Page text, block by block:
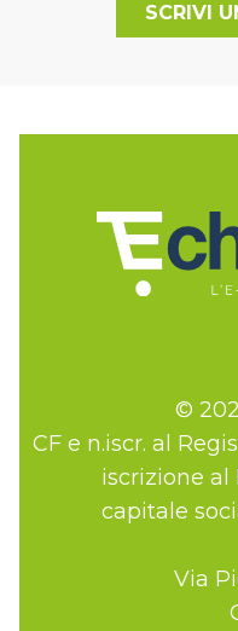
SCRIVI
©
CF e n.iscr. al
iscrizione al
capitale
Via